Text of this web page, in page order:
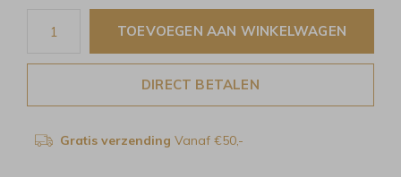
TOEVOEGEN AAN WINKELWAGEN
DIRECT BETALEN
Gratis verzending Vanaf €50,-